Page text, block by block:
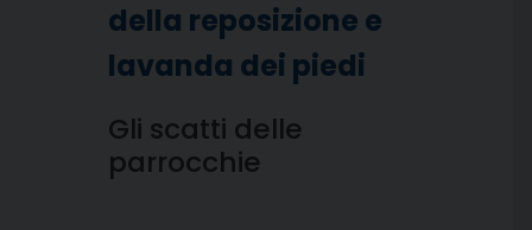
della reposizione e
lavanda dei piedi
Gli scatti delle
parrocchie